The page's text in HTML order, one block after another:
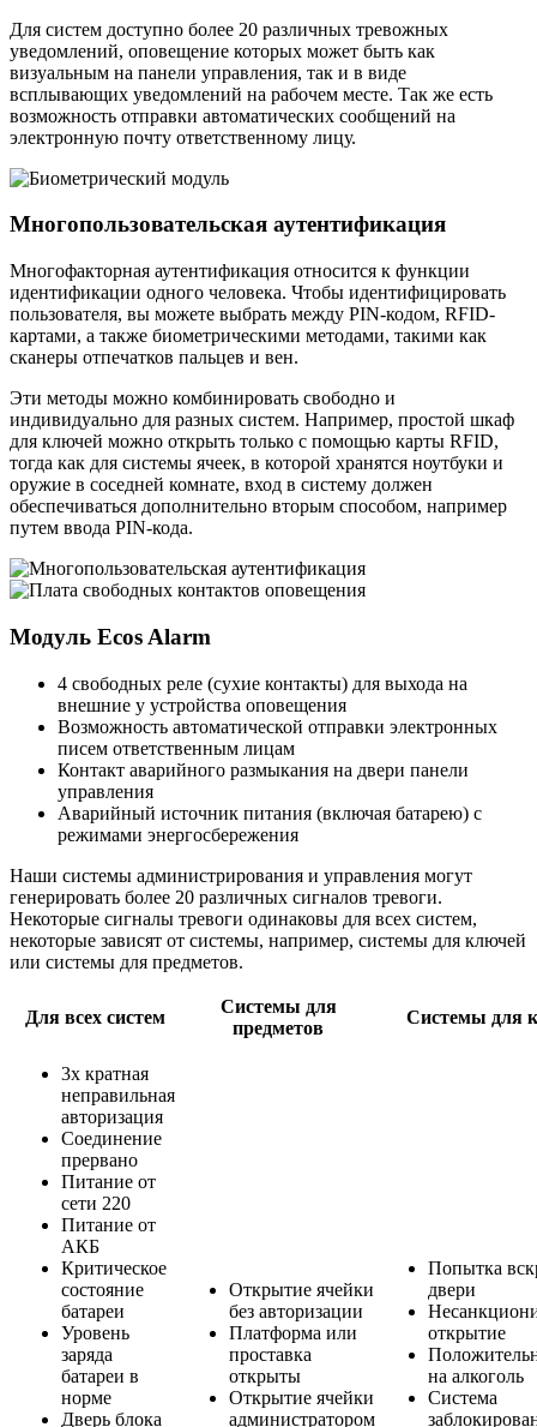
Для систем доступно более 20 различных тревожных
уведомлений, оповещение которых может быть как
визуальным на панели управления, так и в виде
всплывающих уведомлений на рабочем месте. Так же есть
возможность отправки автоматических сообщений на
электронную почту ответственному лицу.
Многопользовательская аутентификация
Многофакторная аутентификация относится к функции
идентификации одного человека. Чтобы идентифицировать
пользователя, вы можете выбрать между PIN-кодом, RFID-
картами, а также биометрическими методами, такими как
сканеры отпечатков пальцев и вен.
Эти методы можно комбинировать свободно и
индивидуально для разных систем. Например, простой шкаф
для ключей можно открыть только с помощью карты RFID,
тогда как для системы ячеек, в которой хранятся ноутбуки и
оружие в соседней комнате, вход в систему должен
обеспечиваться дополнительно вторым способом, например
путем ввода PIN-кода.
Модуль Ecos Alarm
4 свободных реле (сухие контакты) для выхода на
внешние у устройства оповещения
Возможность автоматической отправки электронных
писем ответственным лицам
Контакт аварийного размыкания на двери панели
управления
Аварийный источник питания (включая батарею) с
режимами энергосбережения
Наши системы администрирования и управления могут
генерировать более 20 различных сигналов тревоги.
Некоторые сигналы тревоги одинаковы для всех систем,
некоторые зависят от системы, например, системы для ключей
или системы для предметов.
Для всех систем
Системы для
предметов
Системы для
3х кратная
неправильная
авторизация
Соединение
прервано
Питание от
сети 220
Питание от
АКБ
Критическое
состояние
батареи
Уровень
заряда
батареи в
норме
Дверь блока
Открытие ячейки
без авторизации
Платформа или
проставка
открыты
Открытие ячейки
администратором
Попытка
двери
открытие
на алкоголь
Система